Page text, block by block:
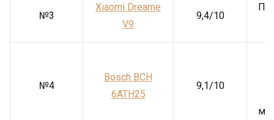
№3
Xiaomi Dreame
V9
9,4/10
№4
Bosch BCH
6ATH25
9,1/10